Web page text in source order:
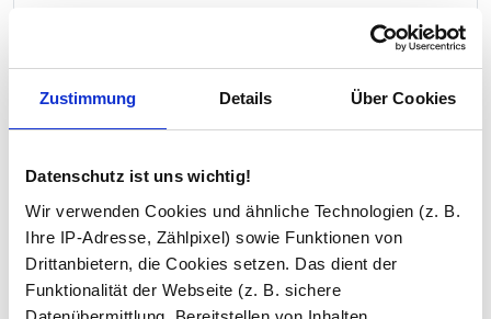
Zustimmung Details Über Cookies
Datenschutz ist uns wichtig!
Wir verwenden Cookies und ähnliche Technologien (z. B.
Ihre IP-Adresse, Zählpixel) sowie Funktionen von
Drittanbietern, die Cookies setzen. Das dient der
Funktionalität der Webseite (z. B. sichere
In den Warenkorb
Beratung und Support:
Unsere Glas-Experten beraten Sie gern kostenlos perE-Mail
oder Telefon unter 02 31 / 999 56 79. Wir sind Mo–Fr von
08:00–16:00 Uhr für Sie da.